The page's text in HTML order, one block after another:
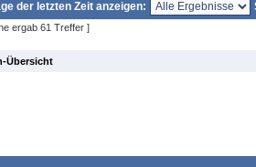
der letzten Zeit anzeigen:
ergab 61 Treffer ]
Übersicht